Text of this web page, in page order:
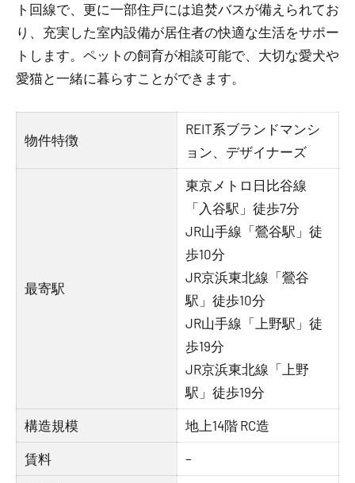
ト回線で、更に一部住戸には追焚バスが備えられてお
り、充実した室内設備が居住者の快適な生活をサポー
トします。ペットの飼育が相談可能で、大切な愛犬や
愛猫と一緒に暮らすことができます。
物件特徴
REIT系ブランドマンシ
ョン、デザイナーズ
最寄駅
東京メトロ日比谷線
「入谷駅」徒歩7分
JR山手線「鶯谷駅」徒
歩10分
JR京浜東北線「鶯谷
駅」徒歩10分
JR山手線「上野駅」徒
歩19分
JR京浜東北線「上野
駅」徒歩19分
構造規模 地上14階 RC造
賃料 –